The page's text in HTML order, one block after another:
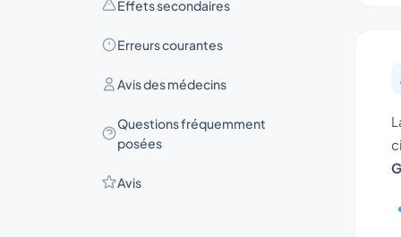
Effets secondaires
Erreurs courantes
Avis des médecins
Questions fréquemment
posées
Avis